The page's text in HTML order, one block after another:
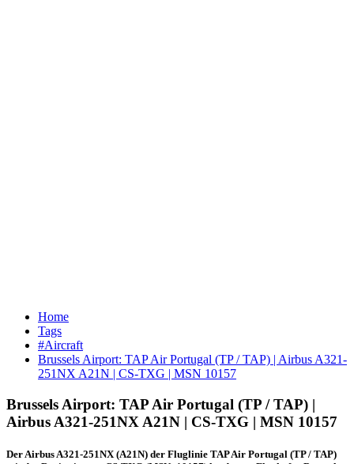
Home
Tags
#Aircraft
Brussels Airport: TAP Air Portugal (TP / TAP) | Airbus A321-
251NX A21N | CS-TXG | MSN 10157
Brussels Airport: TAP Air Portugal (TP / TAP) |
Airbus A321-251NX A21N | CS-TXG | MSN 10157
Der Airbus A321-251NX (A21N) der Fluglinie TAP Air Portugal (TP / TAP)